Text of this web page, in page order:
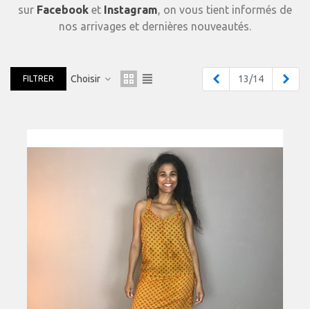
sur Facebook et Instagram , on vous tient informés de
nos arrivages et dernières nouveautés.
FILTRER Choisir Précédent
13/14